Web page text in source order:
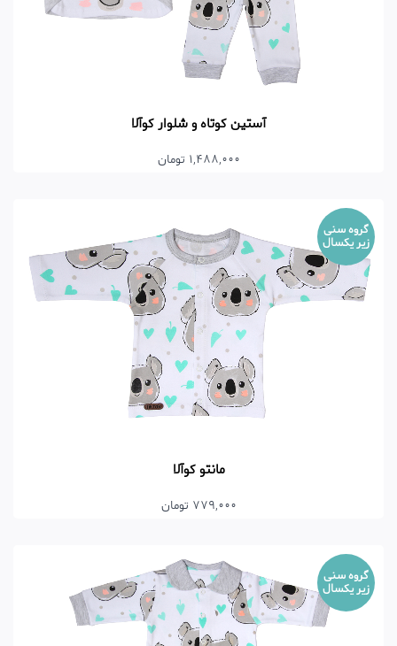
آستین کوتاه و شلوار کوآلا
1,488,000 تومان
گروه سنی
زیر یکسال
مانتو کوآلا
779,000 تومان
گروه سنی
زیر یکسال